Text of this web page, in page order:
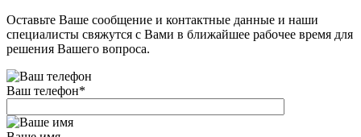
Оставьте Ваше сообщение и контактные данные и наши
специалисты свяжутся с Вами в ближайшее рабочее время для
решения Вашего вопроса.
Ваш телефон*